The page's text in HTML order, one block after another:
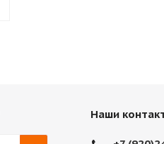
Наши